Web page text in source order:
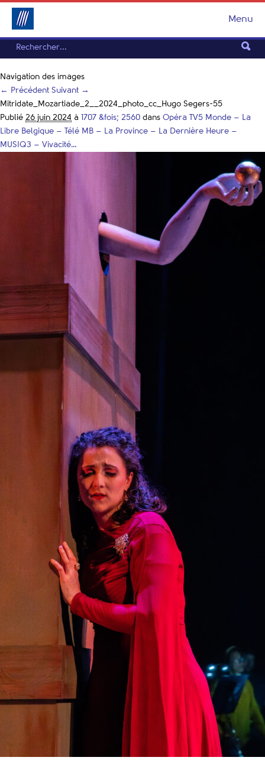
Menu
Navigation des images
← Précédent Suivant →
Mitridate_Mozartiade_2__2024_photo_cc_Hugo Segers-55
Publié 26 juin 2024 à 1707 &fois; 2560 dans Opéra TV5 Monde – La
Libre Belgique – Télé MB – La Province – La Dernière Heure –
MUSIQ3 – Vivacité…